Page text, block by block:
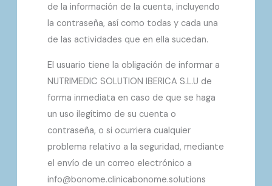
de la información de la cuenta, incluyendo
la contraseña, así como todas y cada una
de las actividades que en ella sucedan.
El usuario tiene la obligación de informar a
NUTRIMEDIC SOLUTION IBERICA S.L.U de
forma inmediata en caso de que se haga
un uso ilegítimo de su cuenta o
contraseña, o si ocurriera cualquier
problema relativo a la seguridad, mediante
el envío de un correo electrónico a
info@bonome.clinicabonome.solutions